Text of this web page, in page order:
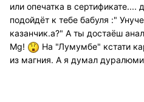
или опечатка в сертификате....
подойдёт к тебе бабуля :"
казанчик.а?" А ты достаёш
Мg!
На "Лумумбе" кстати
из магния. А я думал